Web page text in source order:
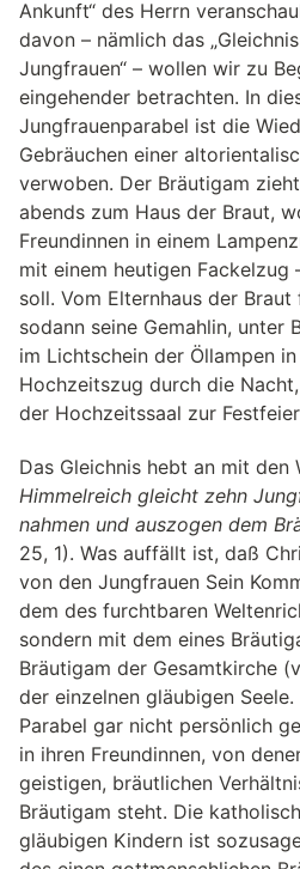
Ankunft“ des Herrn
davon – nämlich das
Jungfrauen“ – wollen wir zu
eingehender betrachten. In
Jungfrauenparabel ist die
Gebräuchen einer
verwoben. Der Bräutigam
abends zum Haus der Braut,
Freundinnen in einem
mit einem heutigen Fackelzug
soll. Vom Elternhaus der
sodann seine Gemahlin, unter
im Lichtschein der Öllampen
Hochzeitszug durch die
der Hochzeitssaal zur
Das Gleichnis hebt an mit den
Himmelreich gleicht zehn
nahmen und auszogen dem
25, 1). Was auffällt ist, daß
von den Jungfrauen Sein
dem des furchtbaren
sondern mit dem eines
Bräutigam der Gesamtkirche
der einzelnen gläubigen
Parabel gar nicht persönlich
in ihren Freundinnen, von
geistigen, bräutlichen
Bräutigam steht. Die
gläubigen Kindern ist